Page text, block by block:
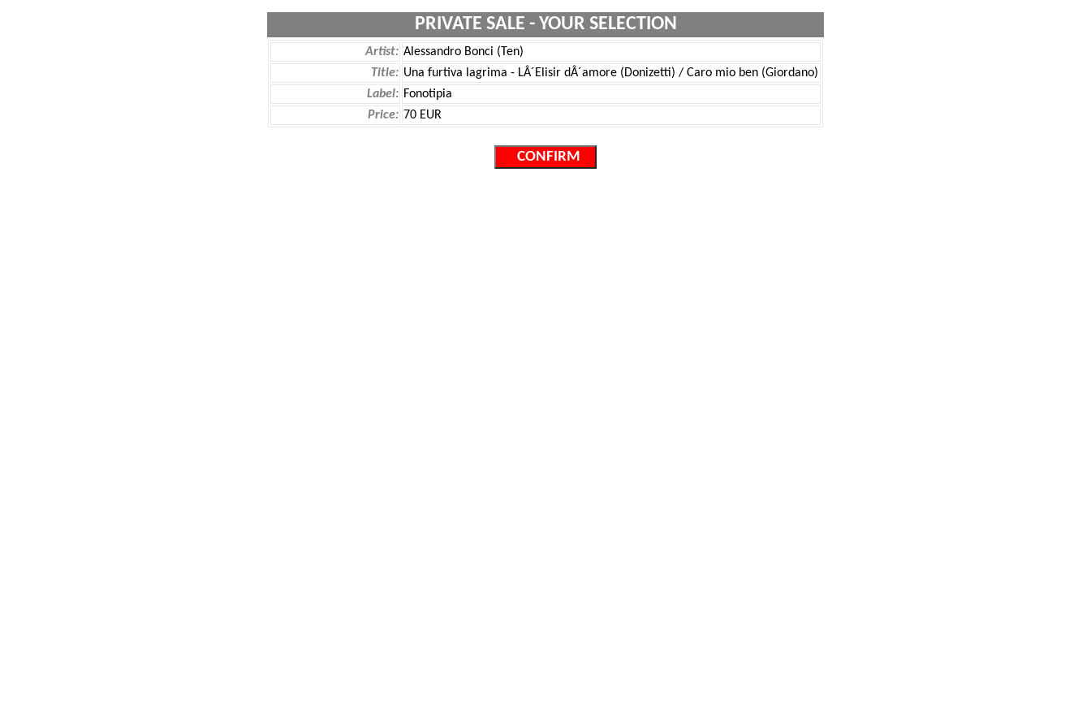
PRIVATE SALE - YOUR SELECTION
Artist: Alessandro Bonci (Ten)
Title: Una furtiva lagrima - LÂ´Elisir dÂ´amore (Donizetti) / Caro mio ben (Giordano)
Label: Fonotipia
Price: 70 EUR